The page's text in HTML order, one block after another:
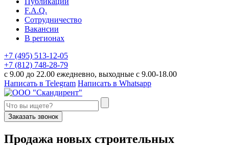
F.A.Q.
Сотрудничество
Вакансии
В регионах
+7 (495) 513-12-05
+7 (812) 748-28-79
с 9.00 до 22.00 ежедневно, выходные с 9.00-18.00
Написать в Telegram Написать в Whatsapp
Заказать звонок
Продажа новых строительных